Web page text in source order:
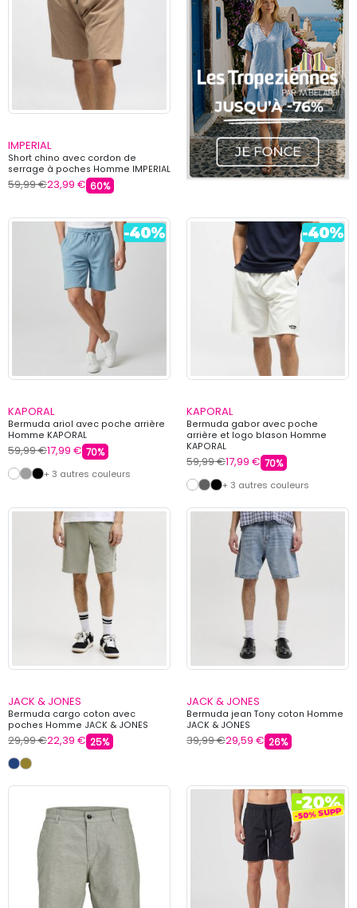
IMPERIAL
Short chino avec cordon de
serrage à poches Homme IMPERIAL
59,99 €23,99 € 60%
KAPORAL
Bermuda ariol avec poche arrière
Homme KAPORAL
59,99 €17,99 € 70%
+ 3 autres couleurs
KAPORAL
Bermuda gabor avec poche
arrière et logo blason Homme
KAPORAL
59,99 €17,99 € 70%
+ 3 autres couleurs
JACK & JONES
Bermuda cargo coton avec
poches Homme JACK & JONES
29,99 €22,39 € 25%
JACK & JONES
Bermuda jean Tony coton Homme
JACK & JONES
39,99 €29,59 € 26%